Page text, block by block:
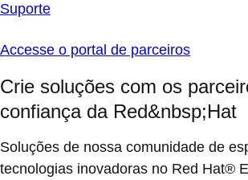
Suporte
Accesse o portal de parceiros
Crie soluções com os
confiança da Red&nbsp;Hat
Soluções de nossa comunidade de
tecnologias inovadoras no Red Hat®